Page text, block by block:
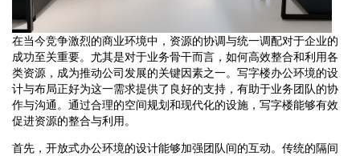
在当今竞争激烈的商业环境中，资源的协调与统一调配对于企业的
成功至关重要。尤其是对于业务骨干而言，如何高效整合和利用各
类资源，成为推动公司发展的关键因素之一。写字楼办公环境的设
计与布局正好为这一需求提供了良好的支持，有助于业务团队的协
作与沟通。通过合理的空间规划和现代化的设施，写字楼能够有效
促进资源的整合与利用。
首先，开放式办公环境的设计能够加强团队间的互动。传统的隔间